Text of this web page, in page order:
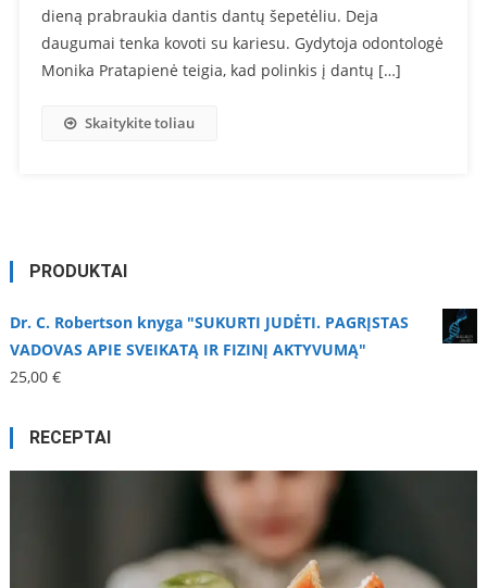
dieną prabraukia dantis dantų šepetėliu. Deja
daugumai tenka kovoti su kariesu. Gydytoja odontologė
Monika Pratapienė teigia, kad polinkis į dantų […]
Skaitykite toliau
PRODUKTAI
Dr. C. Robertson knyga "SUKURTI JUDĖTI. PAGRĮSTAS
VADOVAS APIE SVEIKATĄ IR FIZINĮ AKTYVUMĄ"
25,00 €
RECEPTAI